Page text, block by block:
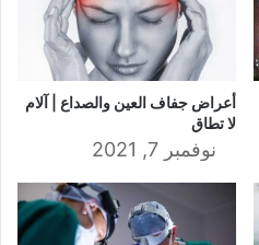
أعراض جفاف العين والصداع | آلام
لا تطاق
نوفمبر 7, 2021